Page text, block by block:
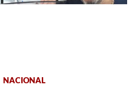
NACIONAL